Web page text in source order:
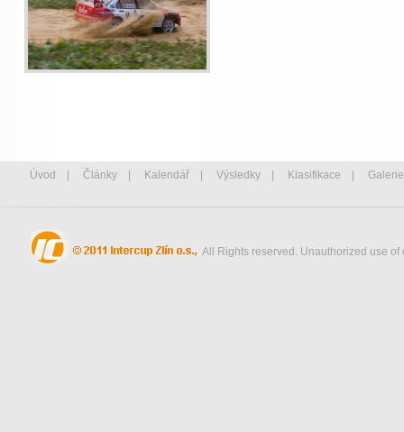
Úvod Články Kalendář Výsledky Klasifikace Galerie
All Rights reserved. Unauthorized use